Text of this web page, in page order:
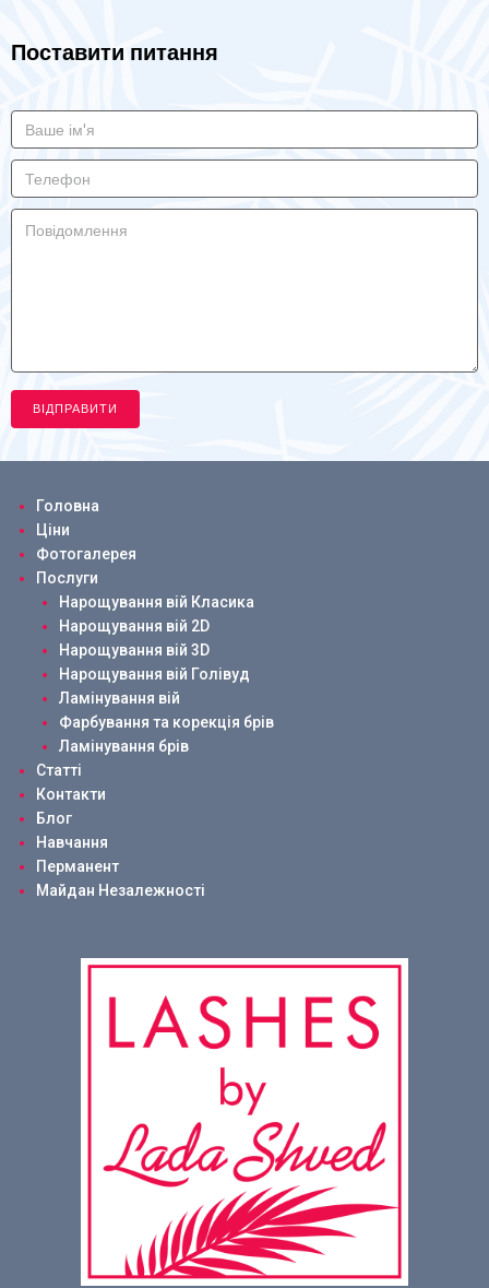
Поставити питання
Головна
Ціни
Фотогалерея
Послуги
Нарощування вій Класика
Нарощування вій 2D
Нарощування вій 3D
Нарощування вій Голівуд
Ламінування вій
Фарбування та корекція брів
Ламінування брів
Статті
Контакти
Блог
Навчання
Перманент
Майдан Незалежності